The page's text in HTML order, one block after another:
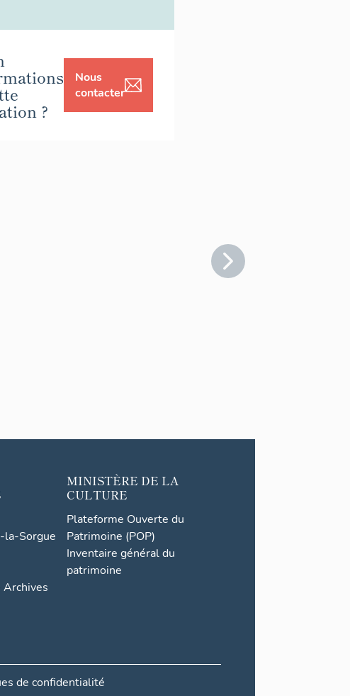
?
Nous
contacter
Sorgue
MINISTÈRE DE LA
CULTURE
Plateforme Ouverte du
Patrimoine (POP)
Inventaire général du
patrimoine
de confidentialité